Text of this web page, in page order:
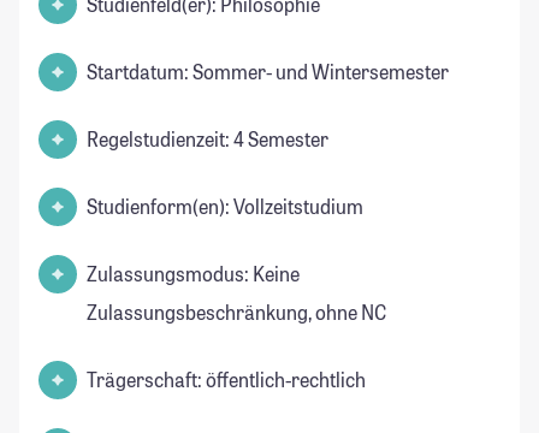
Startdatum: Sommer- und Wintersemester
Regelstudienzeit: 4 Semester
Studienform(en): Vollzeitstudium
Zulassungsmodus: Keine
Zulassungsbeschränkung, ohne NC
Trägerschaft: öffentlich-rechtlich